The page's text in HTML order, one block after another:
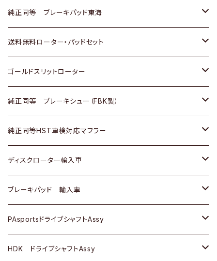
スバル
日野
三菱ふそう
ＢＭＷ
三菱
日野
三菱ふそう
日野
三菱ふそう
その他
マツダ
三菱
スバル
いすゞ
ダイハツ
マツダ
三菱
スバル
ダイハツ
マツダ
三菱
スズキ
日産
ダイハツ
マツダ
三菱
スバル
ホンダ
スズキ
日産
いすゞ
ダイハツ
マツダ
三菱
スバル
ＢＥＮＺ
トヨタ
ホンダ
スズキ
日産
ダイハツ
マツダ
三菱
スバル
純正同等 ブレーキパッド東海
トヨタ
ホンダ
日産
いすゞ
ダイハツ
マツダ
三菱
スバル
送料無料ローター・パッドセット
トヨタ
ホンダ
スズキ
日産
ダイハツ
マツダ
三菱
ゴールドスリットローター
トヨタ
ホンダ
スズキ
日産
ダイハツ
マツダ
純正同等 ブレーキシュー（FBK製）
ホンダ
スズキ
日産
ダイハツ
マツダ
純正同等HST車検対応マフラー
トヨタ
ホンダ
スズキ
日産
ディスクローター輸入車
ＡＵＤＩ
ＢＥＮＺ
ＢＭＷ
ブレーキパッド 輸入車
ＢＥＮＺ
ＢＭＷ
PAsportsドライブシャフトAssy
トヨタ
HDK ドライブシャフトAssy